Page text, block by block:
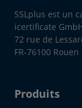
SSLplus est un
icertificate
72 rue de
FR-76100 Rouen
Produits